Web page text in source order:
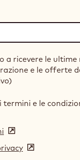
a ricevere le
e le offerte
e le
(opens
in
a
(opens